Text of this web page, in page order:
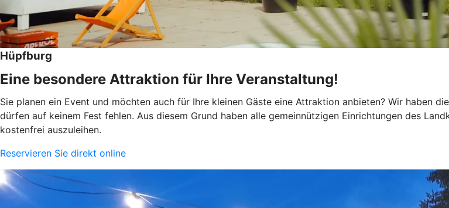
Hüpfburg
Eine besondere Attraktion für Ihre Veranstaltung!
Sie planen ein Event und möchten auch für Ihre kleinen Gäste eine Attraktion anbieten? Wir haben
dürfen auf keinem Fest fehlen. Aus diesem Grund haben alle gemeinnützigen Einrichtungen des
kostenfrei auszuleihen.
Reservieren Sie direkt online